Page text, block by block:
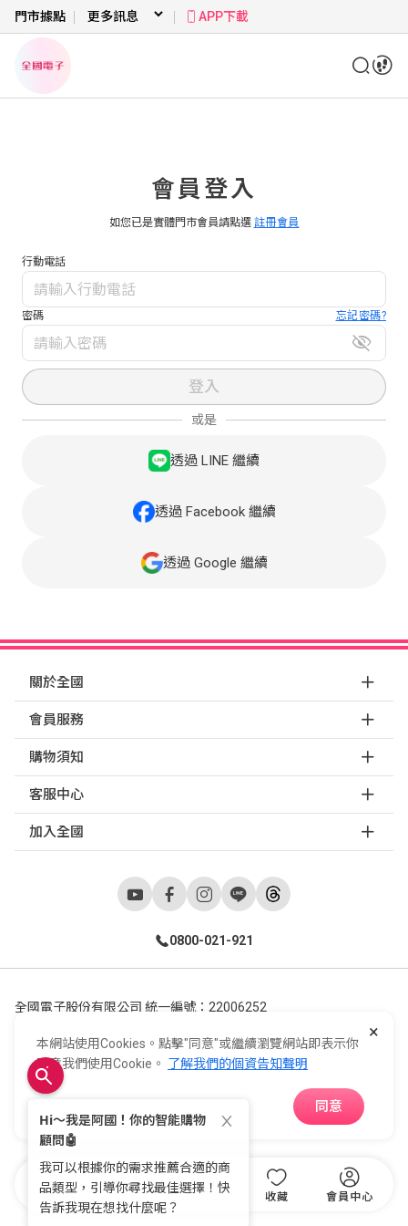
門市據點 APP下載
會員登入
如您已是實體門市會員請點選 註冊會員
行動電話
密碼 忘記密碼?
登入
或是
透過 LINE 繼續
透過 Facebook 繼續
透過 Google 繼續
關於全國
會員服務
購物須知
客服中心
加入全國
0800-021-921
全國電子股份有限公司 統一編號：22006252
Copyright ©2026© E-Life Co., Ltd. All Rights Reserved.
首頁 分類 購物車 收藏 會員中心
×
本網站使用Cookies。點擊"同意"或繼續瀏覽網站即表示你
同意我們使用Cookie。 了解我們的個資告知聲明
同意